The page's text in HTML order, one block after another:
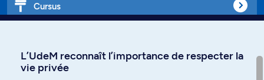
Cursus
L’UdeM reconnaît l’importance de respecter la
vie privée